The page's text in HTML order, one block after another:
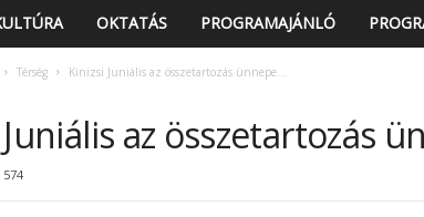
OKTATÁS PROGRAMAJÁNLÓ
Térség Kinizsi Juniális az összetartozás ünnepe…
az összetartozás
574